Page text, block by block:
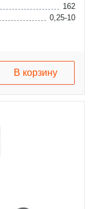
162
0,25-10
В корзину